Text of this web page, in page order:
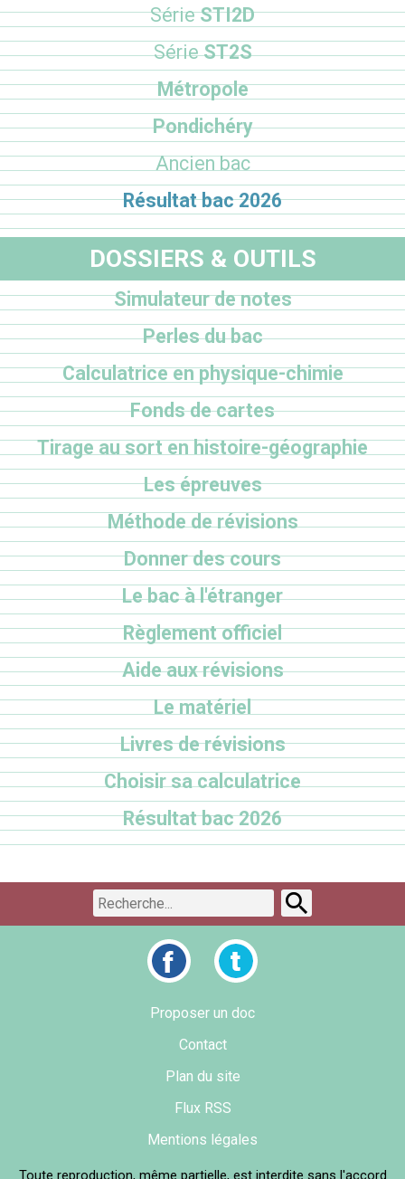
SérieSTI2D
SérieST2S
Métropole
Pondichéry
Ancien bac
Résultat bac 2026
DOSSIERS & OUTILS
Simulateur de notes
Perles du bac
Calculatrice en physique-chimie
Fonds de cartes
Tirage au sort en histoire-géographie
Les épreuves
Méthode de révisions
Donner des cours
Le bac à l'étranger
Règlement officiel
Aide aux révisions
Le matériel
Livres de révisions
Choisir sa calculatrice
Résultat bac 2026
Proposer un doc
Contact
Plan du site
Flux RSS
Mentions légales
Toute reproduction, même partielle, est interdite sans l'accord